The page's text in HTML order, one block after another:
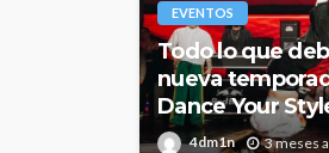
EVENTOS
Todo lo que
nueva
Dance Your
4dm1n 3 meses